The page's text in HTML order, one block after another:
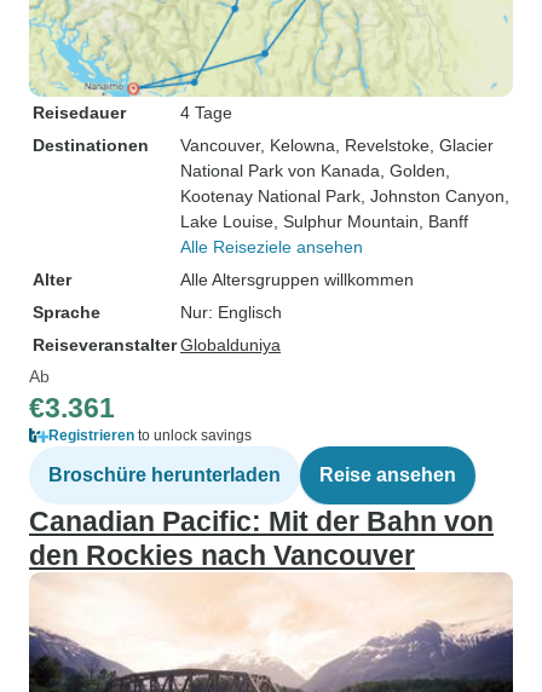
Reisedauer
4 Tage
Destinationen
Vancouver, Kelowna , Revelstoke , Glacier
National Park von Kanada , Golden
Kootenay National Park , Johnston Canyon
Lake Louise , Sulphur Mountain , Banff
Alle Reiseziele ansehen
Alter
Alle Altersgruppen willkommen
Sprache
Nur: Englisch
ReiseveranstalterGlobalduniya
Ab
€3.361
Registrieren to unlock savings
Broschüre herunterladen Reise ansehen
Canadian Pacific: Mit der Bahn von
den Rockies nach Vancouver